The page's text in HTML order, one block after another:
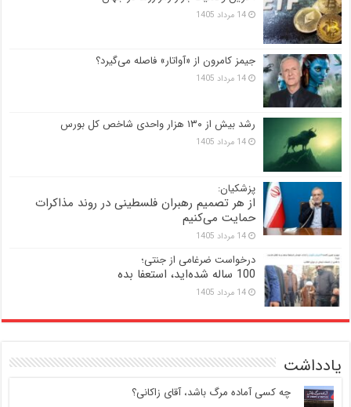
14 مرداد 1405
جیمز کامرون از «آواتار» فاصله می‌گیرد؟
14 مرداد 1405
رشد بیش از ۱۳۰ هزار واحدی شاخص کل بورس
14 مرداد 1405
پزشکیان:
از هر تصمیم رهبران فلسطینی در روند مذاکرات
حمایت می‌کنیم
14 مرداد 1405
درخواست ضرغامی از جنتی؛
100 ساله شده‌اید، استعفا بده
14 مرداد 1405
یادداشت
‍ چه کسی آماده مرگ باشد، آقای زاکانی؟